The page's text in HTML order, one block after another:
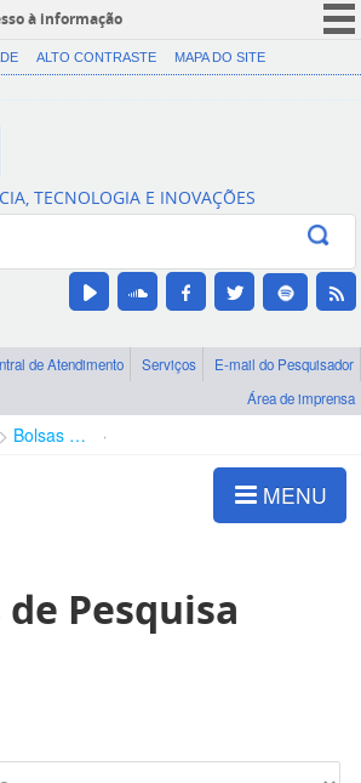
à informação
CORONAVÍRUS (COVID-19)
Canais
ALTO CONTRASTE MAPA DO SITE
TECNOLOGIA E INOVAÇÕES
de Atendimento Serviços
E-mail do Pesquisador
Área de imprensa
Bolsas e Auxílios Vigentes
MENU
Pesquisa